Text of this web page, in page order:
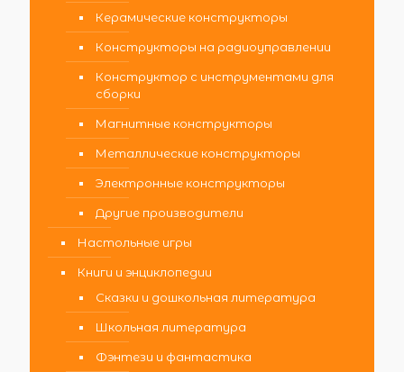
Керамические конструкторы
Конструкторы на радиоуправлении
Конструктор с инструментами для
сборки
Магнитные конструкторы
Металлические конструкторы
Электронные конструкторы
Другие производители
Настольные игры
Книги и энциклопедии
Сказки и дошкольная литература
Школьная литература
Фэнтези и фантастика